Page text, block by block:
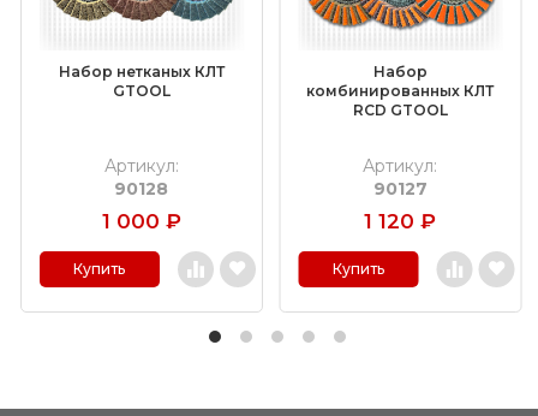
Набор нетканых КЛТ
GTOOL
Артикул:
90128
1 000 ₽
Купить
Набор
комбинированных КЛТ
RCD GTOOL
Артикул:
90127
1 120 ₽
Купить